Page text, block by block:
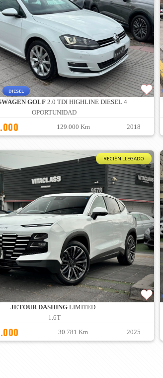
DIESEL
GOLF2.0 TDI HIGHLINE DIESEL 4
OPORTUNIDAD
129.000 Km 2018
RECIÉN LLEGADO
JETOUR DASHING LIMITED
1.6T
30.781 Km 2025